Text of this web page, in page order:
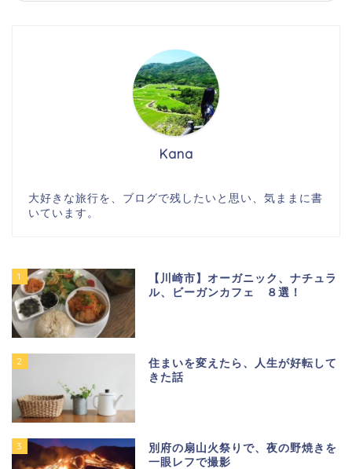
Kana
大好きな旅行を、ブログで残したいと思い、気ままに書
いています。
1
【川崎市】オーガニック、ナチュラ
ル、ビーガンカフェ ８選！
2
住まいを変えたら、人生が好転して
きた話
3
別府の扇山火祭りで、夜の野焼きを
一眼レフで撮影